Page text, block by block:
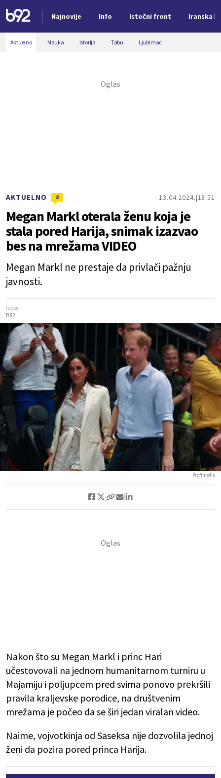
Najnovije Info Istočni front Iranska
Nova vest
Aktuelno Nauka Istorija Tabu Ljubimac
AKTUELNO 8 13.04.2024. 18:51
Megan Markl oterala ženu koja je
stala pored Harija, snimak izazvao
bes na mrežama VIDEO
Megan Markl ne prestaje da privlači pažnju
javnosti.
Izvor:
B92
Profimedia
Nakon što su Megan Markl i princ Hari
učestovovali na jednom humanitarnom turniru u
Majamiju i poljupcem pred svima ponovo prekršili
pravila kraljevske porodice, na društvenim
mrežama je počeo da se širi jedan viralan video.
Naime, vojvotkinja od Saseksa nije dozvolila jednoj
ženi da pozira pored princa Harija.